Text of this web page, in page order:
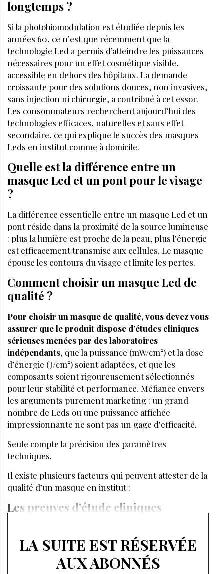
longtemps ?
Si la photobiomodulation est étudiée depuis les
années 60, ce n’est que récemment que la
technologie Led a permis d’atteindre les puissances
nécessaires pour un effet cosmétique visible,
accessible en dehors des hôpitaux. La demande
croissante pour des solutions douces, non invasives,
sans injection ni chirurgie, a contribué à cet essor.
Les consommateurs recherchent aujourd’hui des
technologies efficaces, naturelles et sans effet
secondaire, ce qui explique le succès des masques
Leds en institut comme à domicile.
Quelle est la différence entre un
masque Led et un pont pour le visage
?
La différence essentielle entre un masque Led et un
pont réside dans la proximité de la source lumineuse
: plus la lumière est proche de la peau, plus l’énergie
est efficacement transmise aux cellules. Le masque
épouse les contours du visage et limite les pertes.
Comment choisir un masque Led de
qualité ?
Pour choisir un masque de qualité, vous devez vous
assurer que le produit dispose d’études cliniques
sérieuses menées par des laboratoires
indépendants, que la puissance (mW/cm²) et la dose
d’énergie (J/cm²) soient adaptées, et que les
composants soient rigoureusement sélectionnés
pour leur stabilité et performance. Méfiance envers
les arguments purement marketing : un grand
nombre de Leds ou une puissance affichée
impressionnante ne sont pas un gage d’efficacité.
Seule compte la précision des paramètres
techniques.
Il existe plusieurs facteurs qui peuvent attester de la
qualité d’un masque en institut :
Les preuves d’étude cliniques
LA SUITE EST RÉSERVÉE
AUX ABONNÉS